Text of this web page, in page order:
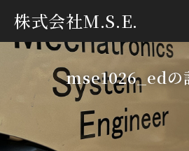
株式会社M.S.E.
mse1026_edの